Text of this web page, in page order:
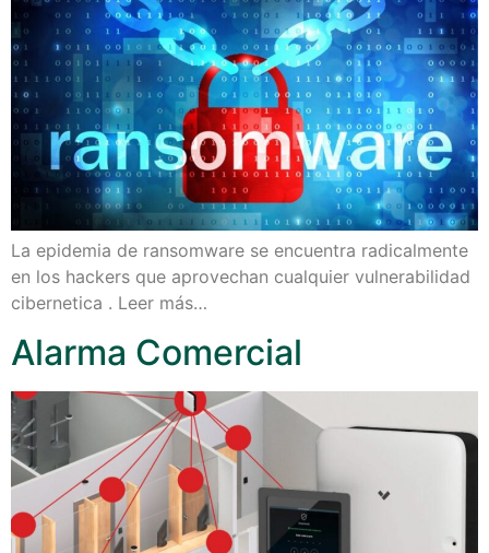
La epidemia de ransomware se encuentra radicalmente
en los hackers que aprovechan cualquier vulnerabilidad
cibernetica . Leer más…
Alarma Comercial